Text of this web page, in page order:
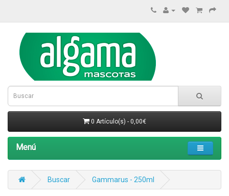
0 Artículo(s) - 0,00€
Menú
Buscar Gammarus - 250ml